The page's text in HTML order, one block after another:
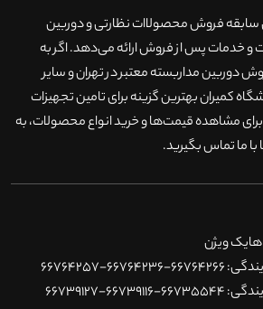
کمیران با ۲۰سال سابقه فروش محصولاات نظارتی و دوربین
و خدمات پس از فروش ارائه می‌دهد. اگر به
دوربین مداربسته معتبر در تهران و سایر
کمیران بهترین گزینه برای تامین تجهیزات
مشاهده قیمت‌ها و خرید انواع محصولات، به
ما تماس بگیرید.
هایک ویژن
66764257
66739127